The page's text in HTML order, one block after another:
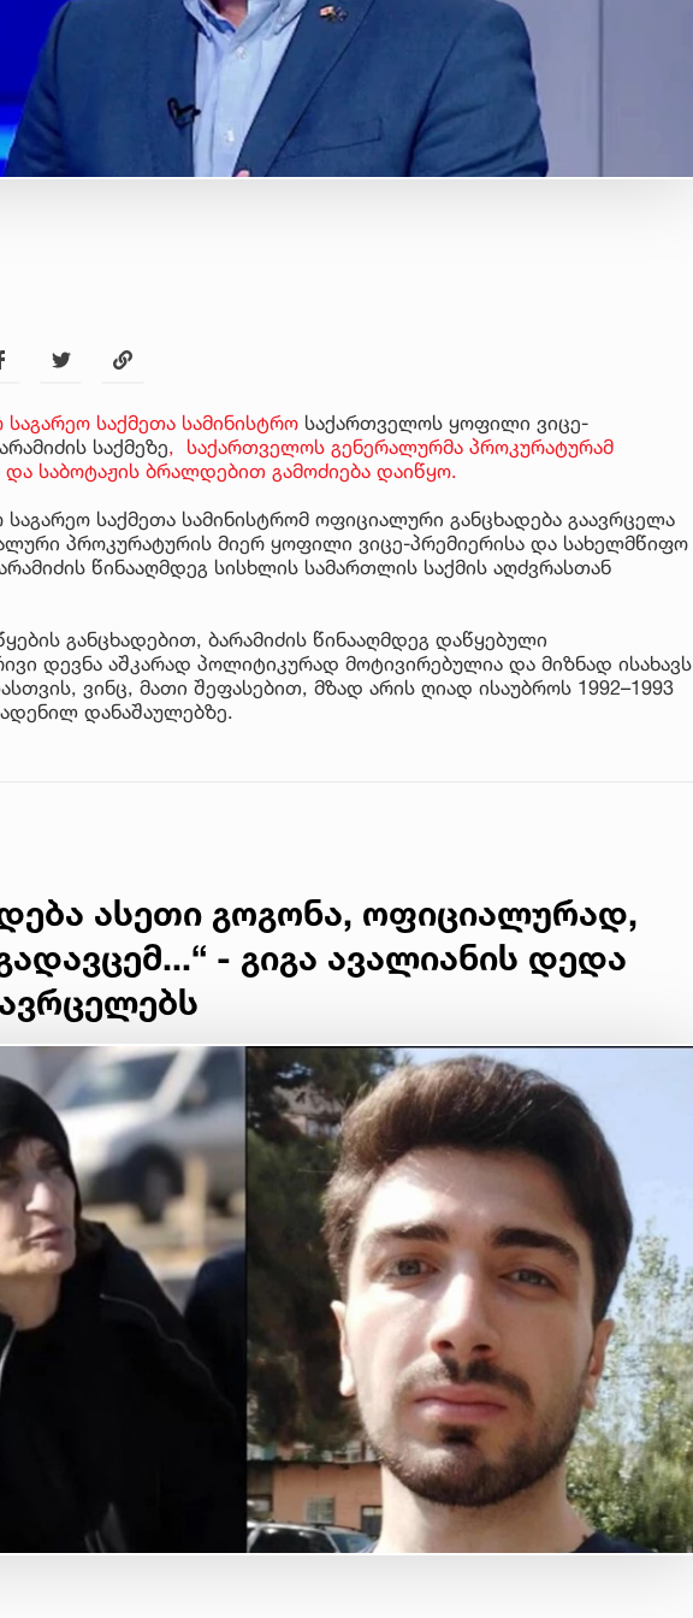
საქმეთა სამინისტრო საქართველოს ყოფილი ვიცე-
საქმეზე, საქართველოს გენერალურმა პროკურატურამ
საბოტაჟის ბრალდებით გამოძიება დაიწყო.
საქმეთა სამინისტრომ ოფიციალური განცხადება გაავრცელა
პროკურატურის მიერ ყოფილი ვიცე-პრემიერისა და სახელმწიფო
წინააღმდეგ სისხლის სამართლის საქმის აღძვრასთან
განცხადებით, ბარამიძის წინააღმდეგ დაწყებული
დევნა აშკარად პოლიტიკურად მოტივირებულია და მიზნად ისახავს
ვინც, მათი შეფასებით, მზად არის ღიად ისაუბროს 1992–1993
დანაშაულებზე.
ასეთი გოგონა, ოფიციალურად,
- გიგა ავალიანის დედა